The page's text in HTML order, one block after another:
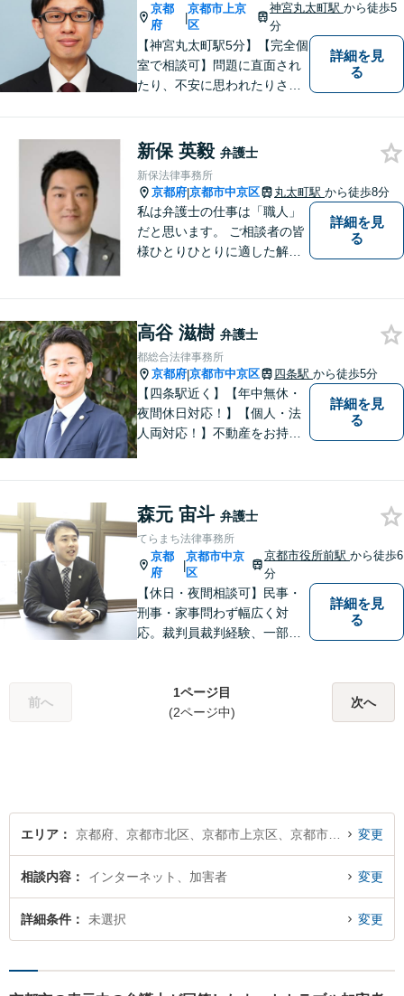
京都
府
|
京都市上京
区
神宮丸太町駅から徒歩5
分
【神宮丸太町駅5分】【完全個
室で相談可】問題に直面され
たり、不安に思われたりされ
ちろんのこと、皆様が持たれ
ている不安を少しでも解消し
てまいりたいと考えていま
す。
詳細を見
る
新保 英毅 弁護士
新保法律事務所
京都府|京都市中京区 丸太町駅 から徒歩8分
私は弁護士の仕事は「職人」
だと思います。 ご相談者の皆
様ひとりひとりに適した解決
詳細を見
る
高谷 滋樹 弁護士
都総合法律事務所
京都府|京都市中京区 四条駅 から徒歩5分
【四条駅近く】【年中無休・
夜間休日対応！】【個人・法
人両対応！】不動産をお持ち
【24時間予約受付】【出張相
談可能】【弁護士保険（特
約）全社対応いたします】
詳細を見
る
森元 宙斗 弁護士
てらまち法律事務所
京都
府
|
京都市中京
区
京都市役所前駅から徒歩6
分
【休日・夜間相談可】民事・
刑事・家事問わず幅広く対
応。裁判員裁判経験、一部無
詳細を見
る
前へ
1ページ目
(2ページ中)
次へ
エリア 変更
相談内容 インターネット、加害者 変更
詳細条件 未選択 変更